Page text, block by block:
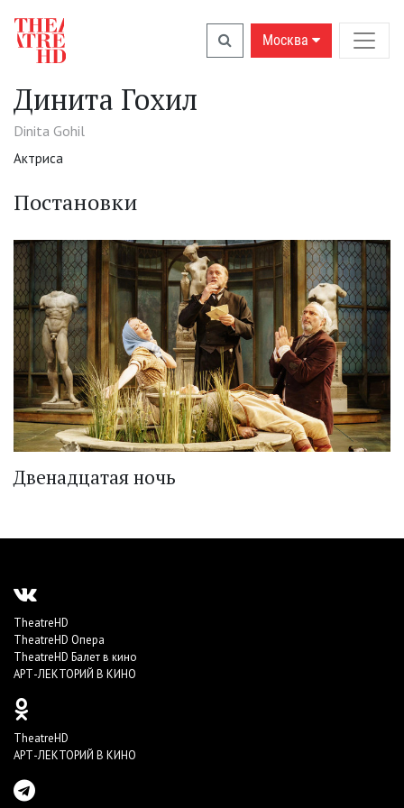
Москва
Динита Гохил
Dinita Gohil
Актриса
Постановки
Двенадцатая ночь
TheatreHD
TheatreHD Опера
TheatreHD Балет в кино
АРТ-ЛЕКТОРИЙ В КИНО
TheatreHD
АРТ-ЛЕКТОРИЙ В КИНО